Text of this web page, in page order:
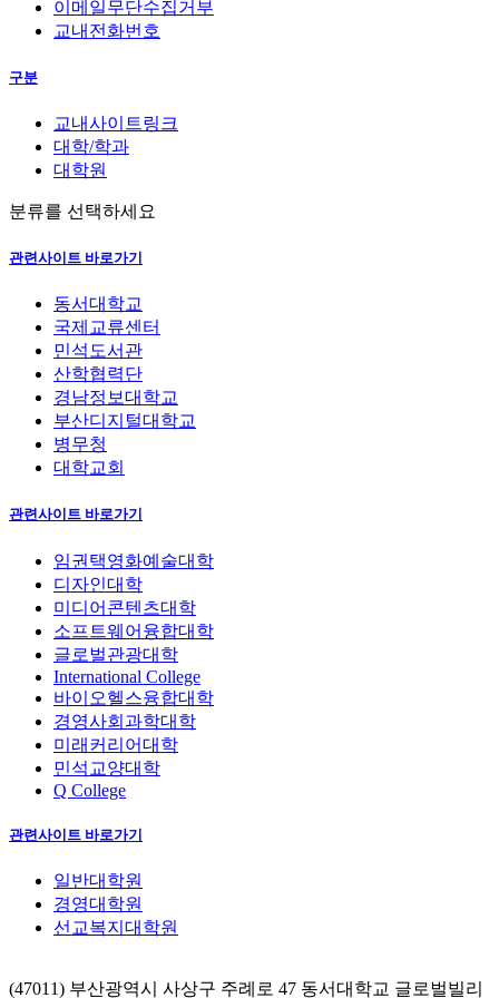
이메일무단수집거부
교내전화번호
구분
교내사이트링크
대학/학과
대학원
분류를 선택하세요
관련사이트 바로가기
동서대학교
국제교류센터
민석도서관
산학협력단
경남정보대학교
부산디지털대학교
병무청
대학교회
관련사이트 바로가기
임권택영화예술대학
디자인대학
미디어콘텐츠대학
소프트웨어융합대학
글로벌관광대학
International College
바이오헬스융합대학
경영사회과학대학
미래커리어대학
민석교양대학
Q College
관련사이트 바로가기
일반대학원
경영대학원
선교복지대학원
(47011) 부산광역시 사상구 주례로 47 동서대학교 글로벌빌리